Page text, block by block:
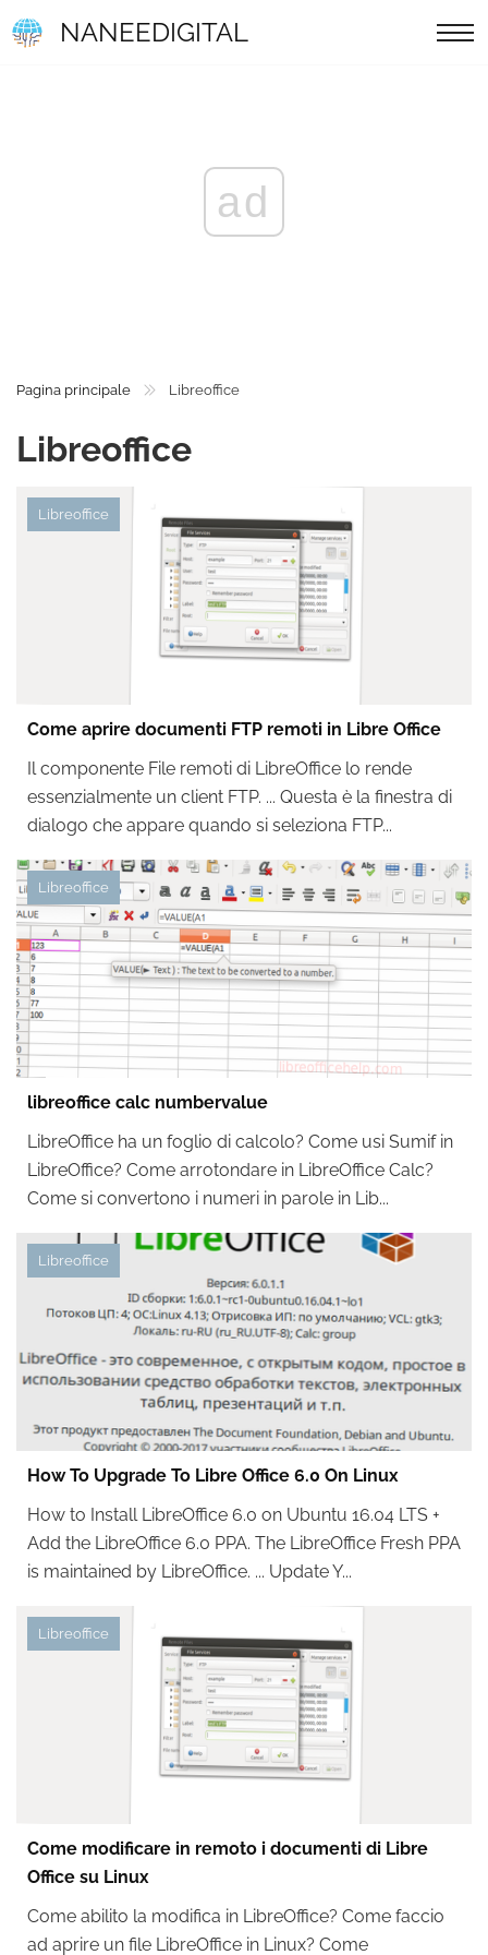
NANEEDIGITAL
ad
Pagina principale Libreoffice
Libreoffice
Libreoffice
Come aprire documenti FTP remoti in Libre Office
Il componente File remoti di LibreOffice lo rende
essenzialmente un client FTP. ... Questa è la finestra di
dialogo che appare quando si seleziona FTP...
Libreoffice
libreoffice calc numbervalue
LibreOffice ha un foglio di calcolo? Come usi Sumif in
LibreOffice? Come arrotondare in LibreOffice Calc?
Come si convertono i numeri in parole in Lib...
Libreoffice
How To Upgrade To Libre Office 6.0 On Linux
How to Install LibreOffice 6.0 on Ubuntu 16.04 LTS +
Add the LibreOffice 6.0 PPA. The LibreOffice Fresh PPA
is maintained by LibreOffice. ... Update Y...
Libreoffice
Come modificare in remoto i documenti di Libre
Office su Linux
Come abilito la modifica in LibreOffice? Come faccio
ad aprire un file LibreOffice in Linux? Come